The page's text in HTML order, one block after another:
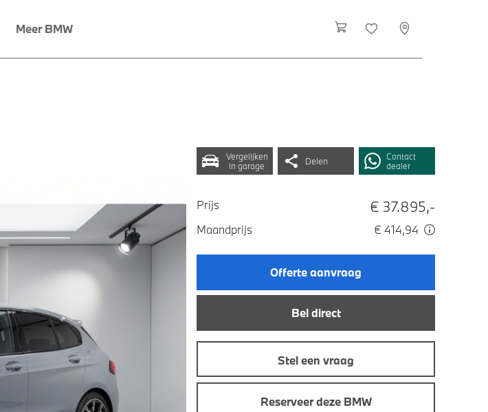
Meer BMW
Vergelijken
in garage
Delen
Contact
dealer
Prijs € 37.895,-
Maandprijs € 414,94
Offerte aanvraag
Bel direct
Stel een vraag
Reserveer deze BMW